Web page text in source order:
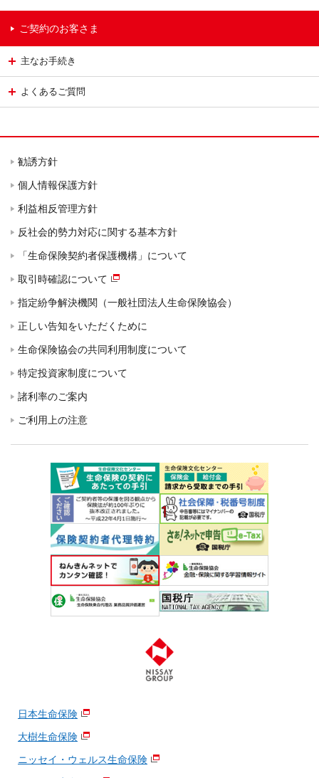
ご契約のお客さま
主なお手続き
よくあるご質問
勧誘方針
個人情報保護方針
利益相反管理方針
反社会的勢力対応に関する基本方針
「生命保険契約者保護機構」について
取引時確認について
指定紛争解決機関（一般社団法人生命保険協会）
正しい告知をいただくために
生命保険協会の共同利用制度について
特定投資家制度について
諸利率のご案内
ご利用上の注意
日本生命保険
大樹生命保険
ニッセイ・ウェルス生命保険